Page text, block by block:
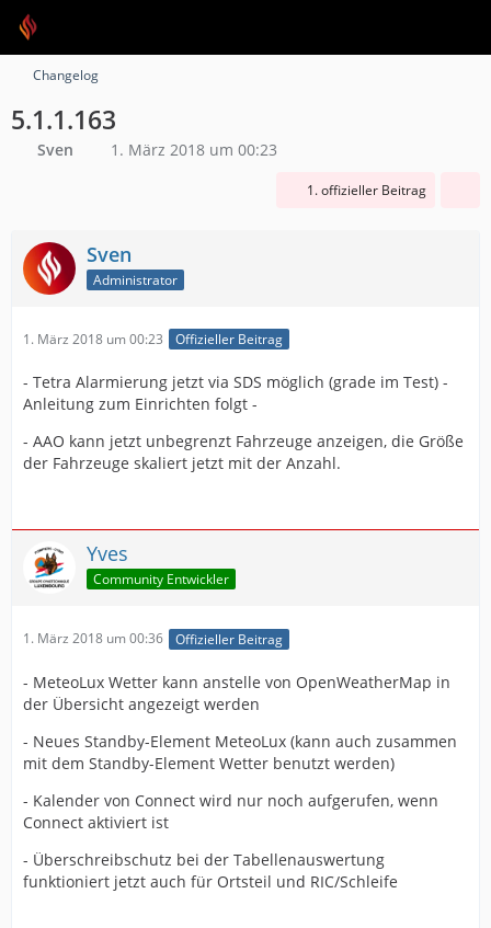
Changelog
5.1.1.163
Sven 1. März 2018 um 00:23
1. offizieller Beitrag
Sven
Administrator
1. März 2018 um 00:23 Offizieller Beitrag
- Tetra Alarmierung jetzt via SDS möglich (grade im Test) -
Anleitung zum Einrichten folgt -
- AAO kann jetzt unbegrenzt Fahrzeuge anzeigen, die Größe
der Fahrzeuge skaliert jetzt mit der Anzahl.
Yves
Community Entwickler
1. März 2018 um 00:36 Offizieller Beitrag
- MeteoLux Wetter kann anstelle von OpenWeatherMap in
der Übersicht angezeigt werden
- Neues Standby-Element MeteoLux (kann auch zusammen
mit dem Standby-Element Wetter benutzt werden)
- Kalender von Connect wird nur noch aufgerufen, wenn
Connect aktiviert ist
- Überschreibschutz bei der Tabellenauswertung
funktioniert jetzt auch für Ortsteil und RIC/Schleife